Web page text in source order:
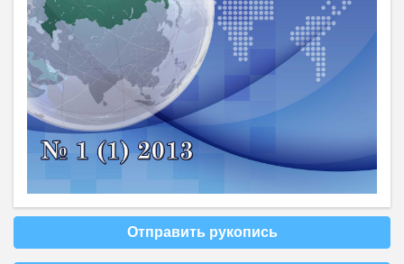
Отправить рукопись